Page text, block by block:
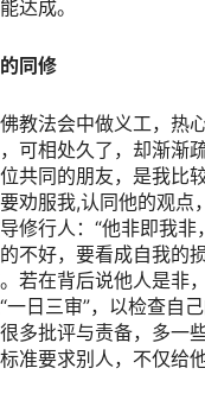
达成。
同修
教法会中做义工，热
可相处久了，却渐渐
共同的朋友，是我比
劝服我,认同他的观
修行人：“他非即我
不好，要看成自我的
若在背后说他人是非
日三审”，以检查自
多批评与责备，多一
准要求别人，不仅给